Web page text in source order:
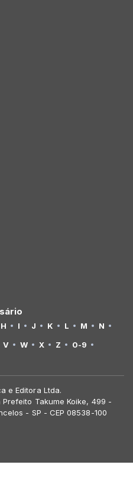
H I J K L M
N
V W X Z 0-9
e Editora Ltda.
Prefeito Takume Koike, 499 -
- SP - CEP 08538-100